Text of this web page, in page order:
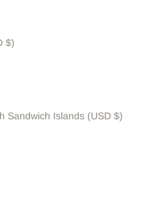
$)
Sandwich Islands (USD $)